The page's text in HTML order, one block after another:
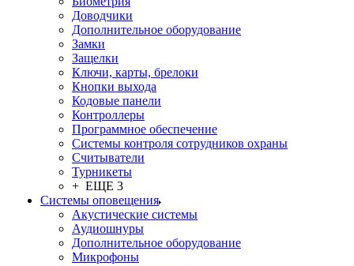
Доводчики
Дополнительное оборудование
Замки
Защелки
Ключи, карты, брелоки
Кнопки выхода
Кодовые панели
Контроллеры
Программное обеспечение
Системы контроля сотрудников охраны
Считыватели
Турникеты
+ ЕЩЕ 3
Системы оповещения
Акустические системы
Аудиошнуры
Дополнительное оборудование
Микрофоны